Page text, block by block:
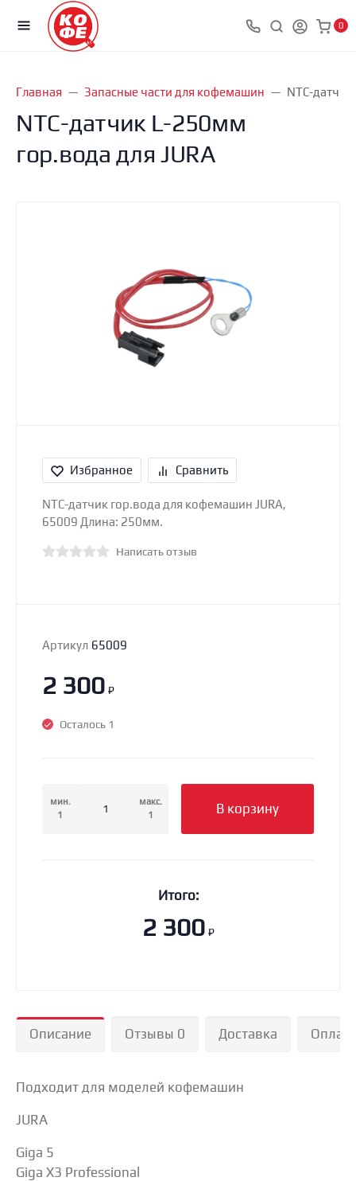
0
Главная Запасные части для кофемашин NTC-
NTC-датчик L-250мм
гор.вода для JURA
Избранное Сравнить
NTC-датчик гор.вода для кофемашин JURA,
65009 Длина: 250мм.
Написать отзыв
Артикул 65009
2 300 ₽
Осталось 1
мин.
1
макс.
1
В корзину
Итого:
2 300 ₽
Описание Отзывы 0 Доставка Оплата
Подходит для моделей кофемашин
JURA
Giga 5
Giga X3 Professional